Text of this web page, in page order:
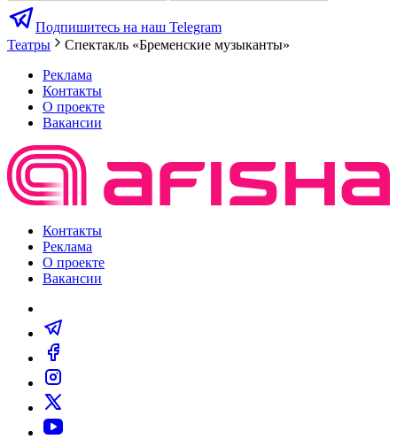
Подпишитесь на наш Telegram
Театры
Спектакль «Бременские музыканты»
Реклама
Контакты
О проекте
Вакансии
Контакты
Реклама
О проекте
Вакансии